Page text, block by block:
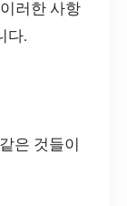
러한 사항
다.
은 것들이